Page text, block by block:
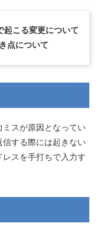
こる変更について
点について
スが原因となってい
する際には起きない
スを手打ちで入力す